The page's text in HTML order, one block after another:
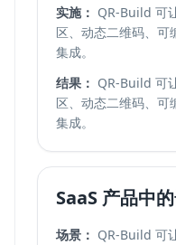
实施： QR-Build 可
区、动态二维码、可
集成。
结果： QR-Build 可
区、动态二维码、可
集成。
SaaS 产品中
场景： QR-Build 可